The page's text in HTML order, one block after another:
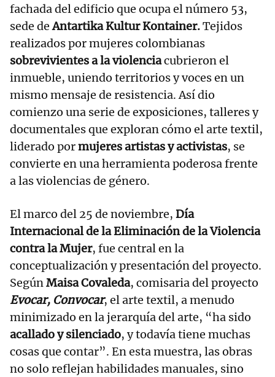
fachada del edificio que ocupa el número 53,
sede deAntartika Kultur Kontainer.Tejidos
realizados por mujeres colombianas
sobrevivientes a la violenciacubrieron el
inmueble, uniendo territorios y voces en un
mismo mensaje de resistencia. Así dio
comienzo una serie de exposiciones, talleres y
documentales que exploran cómo el arte textil,
liderado pormujeres artistas y activistas, se
convierte en una herramienta poderosa frente
a las violencias de género.
El marco del 25 de noviembre, Día
Internacional de la Eliminación de la Violencia
contra la Mujer, fue central en la
conceptualización y presentación del proyecto.
SegúnMaisa Covaleda, comisaria del proyecto
Evocar, Convocar, el arte textil, a menudo
minimizado en la jerarquía del arte, “ha sido
acallado y silenciado, y todavía tiene muchas
cosas que contar”. En esta muestra, las obras
no solo reflejan habilidades manuales, sino